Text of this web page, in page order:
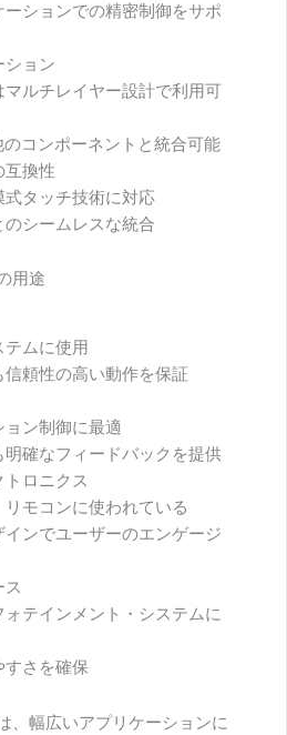
ションでの精密制御をサポ
ション
ルチレイヤー設計で利用可
コンポーネントと統合可能
互換性
タッチ技術に対応
シームレスな統合
用途
ムに使用
頼性の高い動作を保証
ン制御に最適
確なフィードバックを提供
ロニクス
モコンに使われている
ンでユーザーのエンゲージ
ス
テインメント・システムに
すさを確保
、幅広いアプリケーションに